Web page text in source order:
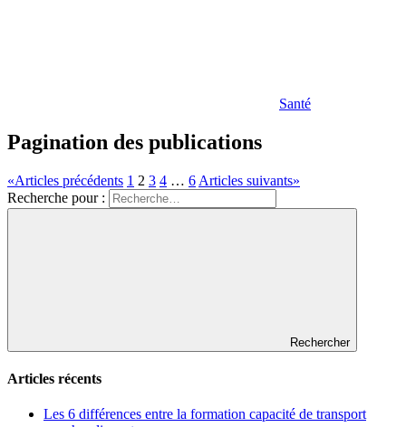
Santé
Pagination des publications
«Articles précédents 1 2 3 4 … 6 Articles suivants»
Recherche pour :
Rechercher
Articles récents
Les 6 différences entre la formation capacité de transport